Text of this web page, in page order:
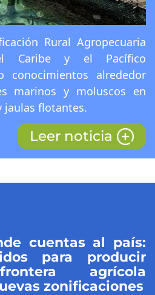
Rural Agropecuaria
Caribe y el Pacífico
conocimientos alrededor
marinos y moluscos en
jaulas flotantes.
Leer noticia
cuentas al país:
para producir
agrícola
zonificaciones